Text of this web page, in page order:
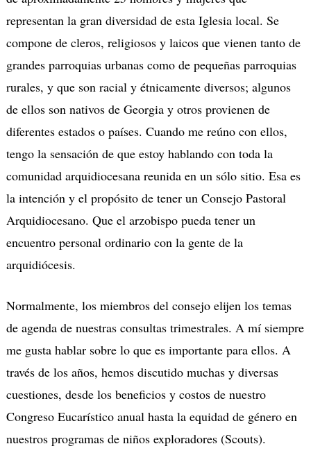
representan la gran diversidad de esta Iglesia local. Se
compone de cleros, religiosos y laicos que vienen tanto de
grandes parroquias urbanas como de pequeñas parroquias
rurales, y que son racial y étnicamente diversos; algunos
de ellos son nativos de Georgia y otros provienen de
diferentes estados o países. Cuando me reúno con ellos,
tengo la sensación de que estoy hablando con toda la
comunidad arquidiocesana reunida en un sólo sitio. Esa es
la intención y el propósito de tener un Consejo Pastoral
Arquidiocesano. Que el arzobispo pueda tener un
encuentro personal ordinario con la gente de la
arquidiócesis.
Normalmente, los miembros del consejo elijen los temas
de agenda de nuestras consultas trimestrales. A mí siempre
me gusta hablar sobre lo que es importante para ellos. A
través de los años, hemos discutido muchas y diversas
cuestiones, desde los beneficios y costos de nuestro
Congreso Eucarístico anual hasta la equidad de género en
nuestros programas de niños exploradores (Scouts).